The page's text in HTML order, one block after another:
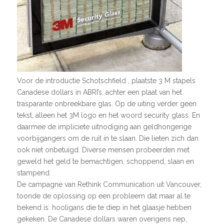
Voor de introductie Schotschfield , plaatste 3 M stapels
Canadese dollars in ABRI’s, achter een plaat van het
trasparante onbreekbare glas. Op de uiting verder geen
tekst, alleen het 3M logo en het woord security glass. En
daarmee de impliciete uitnodiging aan geldhongerige
voorbijgangers om de ruit in te slaan. Die lieten zich dan
ook niet onbetuigd. Diverse mensen probeerden met
geweld het geld te bemachtigen, schoppend, slaan en
stampend.
De campagne van Rethink Communication uit Vancouver,
toonde de oplossing op een probleem dat maar al te
bekend is: hooligans die te diep in het glaasje hebben
gekeken. De Canadese dollars waren overigens nep,